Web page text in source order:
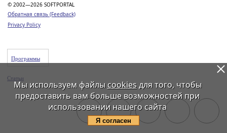
© 2002—2026 SOFTPORTAL
Обратная связь (Feedback)
Privacy Policy
Программы
Статьи
Мы используем файлы cookiesдля того, чтобы
предоставить вам больше возможностей при
использовании нашего сайта